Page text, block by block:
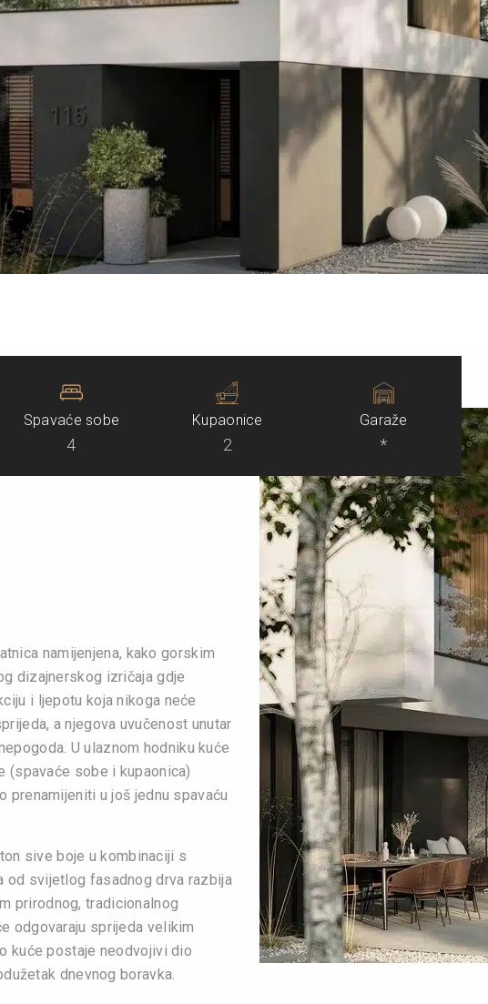
Spavaće sobe
4
Kupaonice
2
Garaže
*
namijenjena, kako gorskim
dizajnerskog izričaja gdje
i ljepotu koja nikoga neće
a njegova uvučenost unutar
U ulaznom hodniku kuće
(spavaće sobe i kupaonica)
prenamijeniti u još jednu spavaću
sive boje u kombinaciji s
od svijetlog fasadnog drva razbija
prirodnog, tradicionalnog
odgovaraju sprijeda velikim
kuće postaje neodvojivi dio
dnevnog boravka.